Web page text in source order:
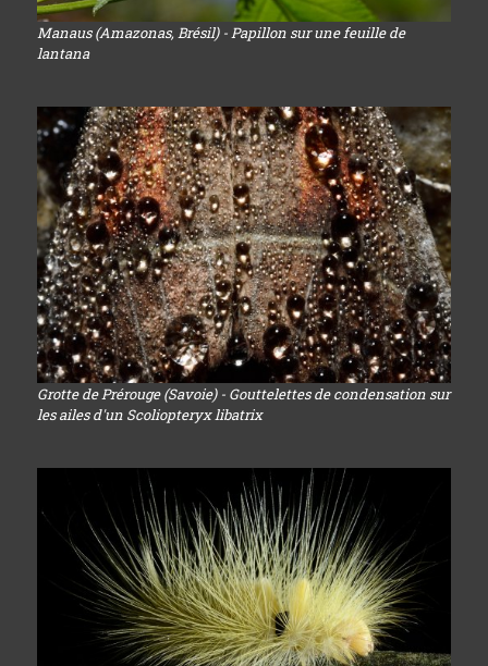
Manaus (Amazonas, Brésil) - Papillon sur une feuille de
lantana
Grotte de Prérouge (Savoie) - Gouttelettes de condensation sur
les ailes d'un Scoliopteryx libatrix